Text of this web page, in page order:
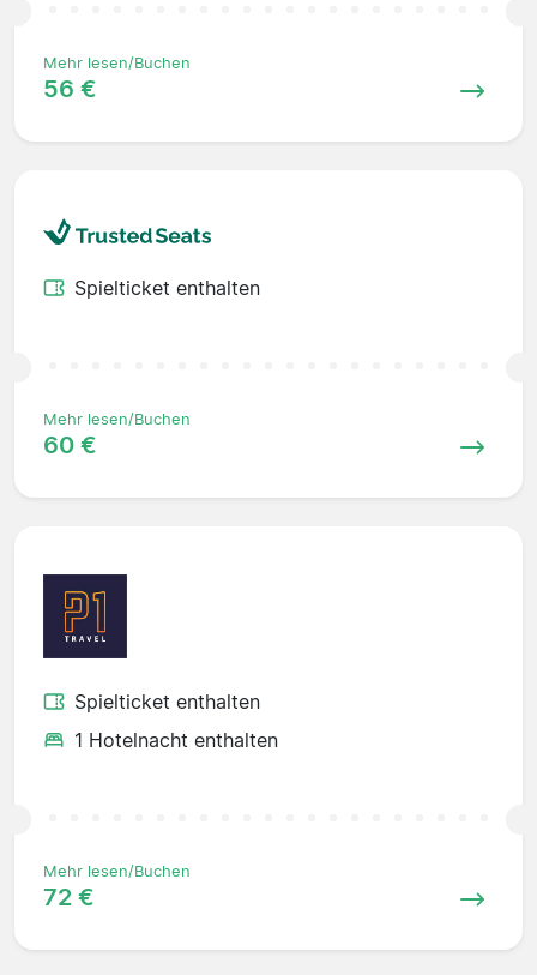
Mehr lesen/Buchen
56 €
Spielticket enthalten
Mehr lesen/Buchen
60 €
Spielticket enthalten
1 Hotelnacht enthalten
Mehr lesen/Buchen
72 €